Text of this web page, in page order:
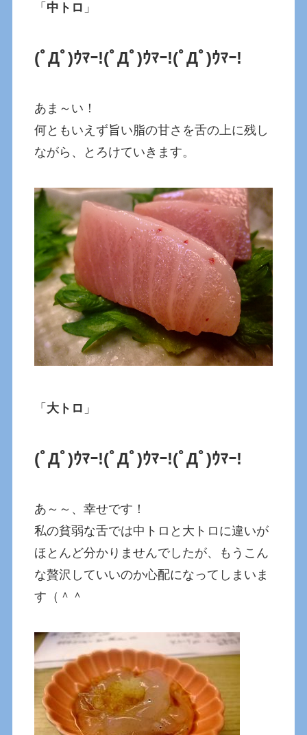
「 中トロ 」
(ﾟДﾟ)ｳﾏｰ!(ﾟДﾟ)ｳﾏｰ!(ﾟДﾟ)ｳﾏｰ!
あま～い！
何ともいえず旨い脂の甘さを舌の上に残し
ながら、とろけていきます。
「 大トロ 」
(ﾟДﾟ)ｳﾏｰ!(ﾟДﾟ)ｳﾏｰ!(ﾟДﾟ)ｳﾏｰ!
あ～～、幸せです！
私の貧弱な舌では中トロと大トロに違いが
ほとんど分かりませんでしたが、もうこん
な贅沢していいのか心配になってしまいま
す（＾＾